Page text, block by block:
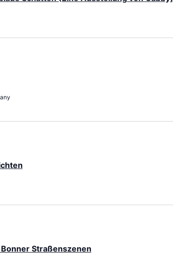
Straßenszenen